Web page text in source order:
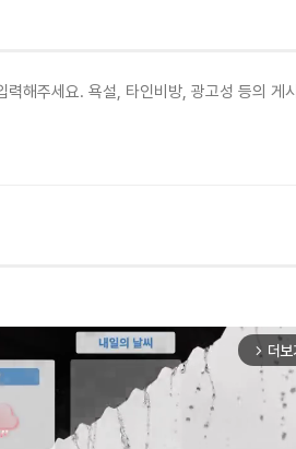
arrow_forward_ios 더보